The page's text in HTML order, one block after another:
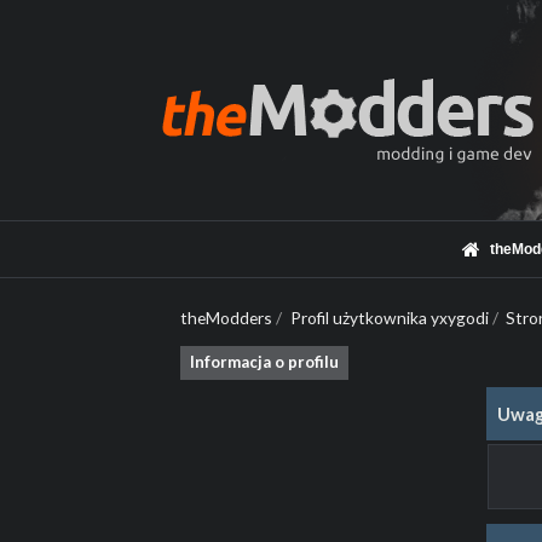
theModders / Profil użytkownika yxygodi/
Informacja o profilu